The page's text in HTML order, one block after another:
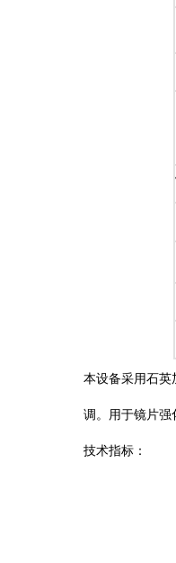
本设备采用石英
调。用于镜片强
技术指标：